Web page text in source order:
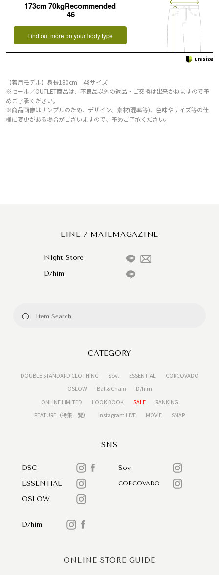
173cm 70kgRecommended
46
Find out more on your body type
【着用モデル】身長180cm 48サイズ
※セール／OUTLET商品は、不良品以外の返品・ご交換は出来かねますので予
めご了承ください。
※商品画像はサンプルのため、デザイン、素材(混率等)、色味やサイズ等の仕
様に変更がある場合がございますので、予めご了承ください。
LINE / MAILMAGAZINE
Night Store
D/him
CATEGORY
DOUBLE STANDARD CLOTHING Sov. ESSENTIAL
CORCOVADO
OSLOW
Ball&Chain
D/him
ONLINE LIMITED
LOOK BOOK SALE
RANKING
FEATURE（特集一覧）
Instagram LIVE MOVIE SNAP
SNS
DSC
Sov.
ESSENTIAL
CORCOVADO
OSLOW
D/him
ONLINE STORE GUIDE